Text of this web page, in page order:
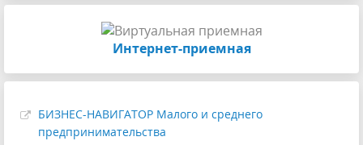
Интернет-приемная
БИЗНЕС-НАВИГАТОР Малого и среднего
предпринимательства